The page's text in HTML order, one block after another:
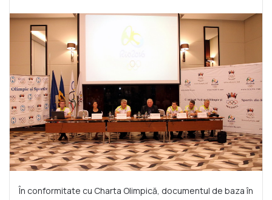
În conformitate cu Charta Olimpică, documentul de baza în